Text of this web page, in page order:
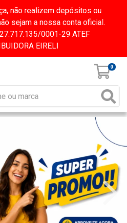
não realizem depósitos ou
sejam a nossa conta oficial.
0001-29 ATEF
EIRELI
0